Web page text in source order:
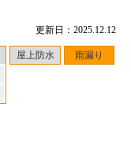
更新日：2025.12.12
屋上防水 雨漏り